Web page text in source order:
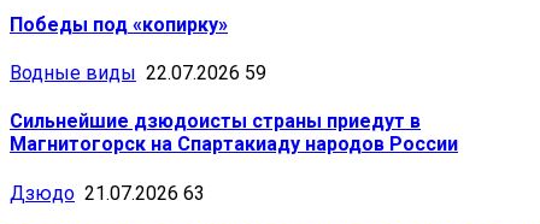
Победы под «копирку»
Водные виды 22.07.2026 59
Сильнейшие дзюдоисты страны приедут в
Магнитогорск на Спартакиаду народов России
Дзюдо 21.07.2026 63